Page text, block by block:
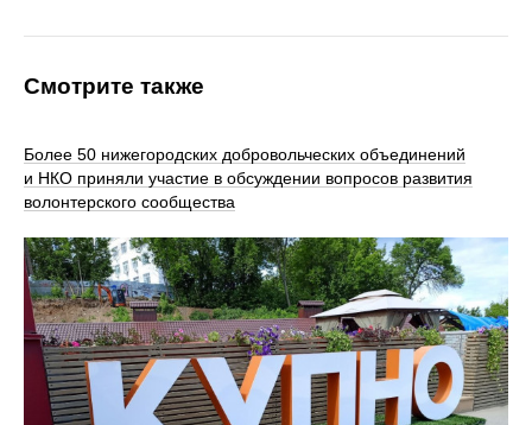
Смотрите также
Более 50 нижегородских добровольческих объединений
и НКО приняли участие в обсуждении вопросов развития
волонтерского сообщества